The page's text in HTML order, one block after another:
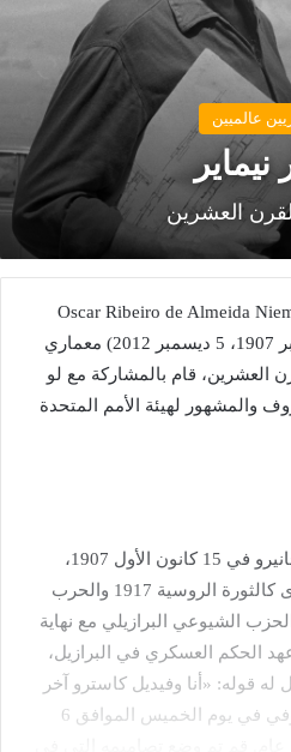
عالميين
نيماير
العشرين
Oscar Ribeiro de Almeida
)‏ (مواليد 15 ديسمبر 1907، 5 ديسمبر 2012) معماري
العشرين، قام بالمشاركة مع لو
والمشهور لهيئة الأمم المتحدة
ولد أوسكار نيماير في ريو دي جانيرو في 15 كانون الأول 1907،
عايش نيميير أحداثاً تاريخية كبرى كالثورة الروسية 1917 والحرب
الشيوعي البرازيلي مع نهاية
الحكم العسكري في البرازيل،
قوله: «أنا وفيديل كاسترو آخر
شيوعيين في أميركا اللاتينية. توفي في يوم الخميس الموافق 6